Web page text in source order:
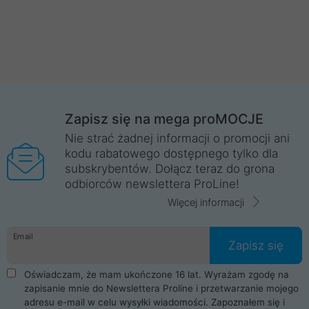
Zapisz się na mega proMOCJE
Nie strać żadnej informacji o promocji ani
kodu rabatowego dostępnego tylko dla
subskrybentów. Dołącz teraz do grona
odbiorców newslettera ProLine!
Więcej informacji
Email
Zapisz się
Oświadczam, że mam ukończone 16 lat. Wyrażam zgodę na
zapisanie mnie do Newslettera Proline i przetwarzanie mojego
adresu e-mail w celu wysyłki wiadomości. Zapoznałem się i